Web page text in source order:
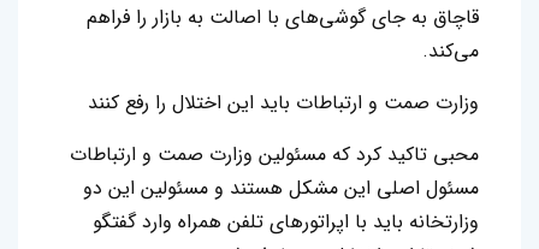
قاچاق به جای گوشی‌های با اصالت به بازار را فراهم
می‌کند.
وزارت صمت و ارتباطات باید این اختلال را رفع کنند
محبی تاکید کرد که مسئولین وزارت صمت و ارتباطات
مسئول اصلی این مشکل هستند و مسئولین این دو
وزارتخانه باید با اپراتورهای تلفن همراه وارد گفتگو